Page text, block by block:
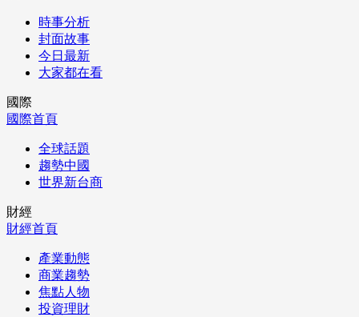
時事分析
封面故事
今日最新
大家都在看
國際
國際首頁
全球話題
趨勢中國
世界新台商
財經
財經首頁
產業動態
商業趨勢
焦點人物
投資理財